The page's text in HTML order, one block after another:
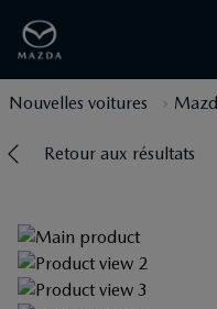
Nouvelles voitures
Retour aux résultats